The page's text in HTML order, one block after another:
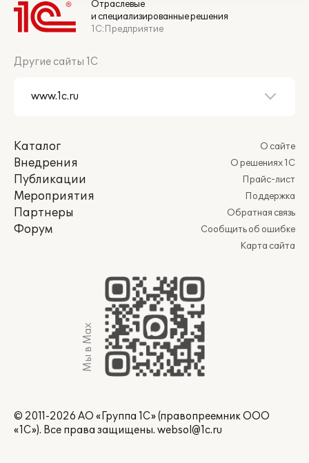
Отраслевые
и специализированные решения
1С:Предприятие
Другие сайты 1С
Каталог
Внедрения
Публикации
Мероприятия
Партнеры
Форум
О сайте
О решениях 1С
Прайс-лист
Поддержка
Обратная связь
Сообщить об ошибке
Карта сайта
Мы в Max
© 2011-2026 АО «Группа 1С» (правопреемник ООО
«1С»). Все права защищены. websol@1c.ru